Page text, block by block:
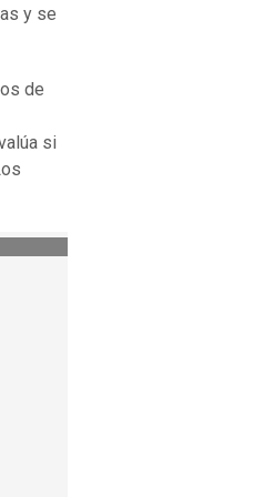
y se
de
si